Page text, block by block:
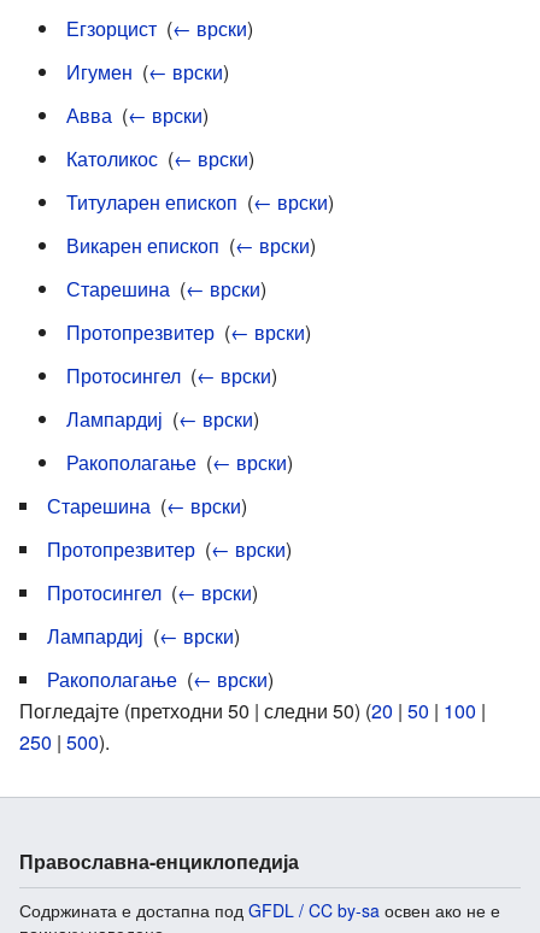
Егзорцист (← врски)
Игумен (← врски)
Авва (← врски)
Католикос (← врски)
Титуларен епископ (← врски)
Викарен епископ (← врски)
Старешина (← врски)
Протопрезвитер (← врски)
Протосингел (← врски)
Лампардиј (← врски)
Ракополагање (← врски)
Старешина (← врски)
Протопрезвитер (← врски)
Протосингел (← врски)
Лампардиј (← врски)
Ракополагање (← врски)
Погледајте (претходни 50 | следни 50) (20 | 50 | 100 |
250 | 500).
Православна-енциклопедија
Содржината е достапна под GFDL / CC by-sa освен ако не е